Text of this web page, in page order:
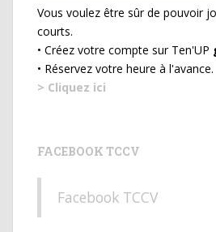
Vous voulez être sûr de pouvoir
courts.
• Créez votre compte sur Ten'UP
• Réservez votre heure à l'avance.
> Cliquez ici
FACEBOOK TCCV
Facebook TCCV